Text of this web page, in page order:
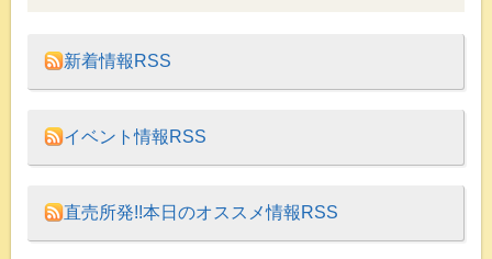
新着情報RSS
イベント情報RSS
直売所発!!本日のオススメ情報RSS